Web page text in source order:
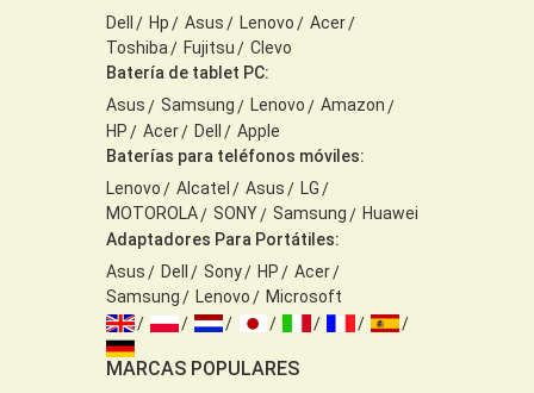
Dell Hp Asus Lenovo
Acer
Toshiba
Fujitsu
Clevo
Batería de tablet PC:
Asus
Samsung Lenovo
Amazon
HP
Acer Dell
Apple
Baterías para teléfonos móviles:
Lenovo
Alcatel Asus
LG
MOTOROLA
SONY Samsung
Huawei
Adaptadores Para Portátiles:
Asus
Dell Sony HP
Acer
Samsung
Lenovo Microsoft
MARCAS POPULARES